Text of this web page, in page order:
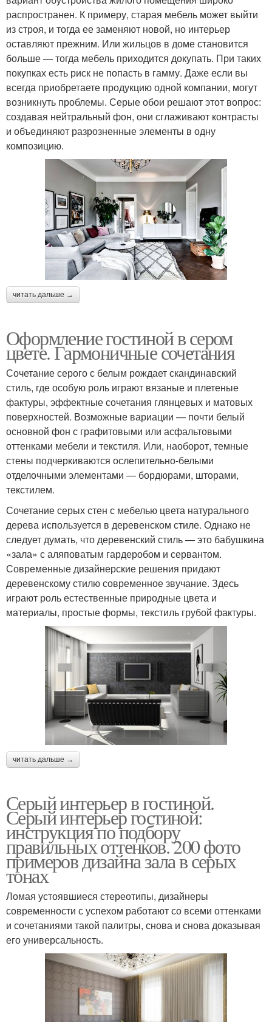
распространен. К примеру, старая мебель может выйти
из строя, и тогда ее заменяют новой, но интерьер
оставляют прежним. Или жильцов в доме становится
больше — тогда мебель приходится докупать. При таких
покупках есть риск не попасть в гамму. Даже если вы
всегда приобретаете продукцию одной компании, могут
возникнуть проблемы. Серые обои решают этот вопрос:
создавая нейтральный фон, они сглаживают контрасты
и объединяют разрозненные элементы в одну
композицию.
читать дальше →
Оформление гостиной в сером
цвете. Гармоничные сочетания
Сочетание серого с белым рождает скандинавский
стиль, где особую роль играют вязаные и плетеные
фактуры, эффектные сочетания глянцевых и матовых
поверхностей. Возможные вариации — почти белый
основной фон с графитовыми или асфальтовыми
оттенками мебели и текстиля. Или, наоборот, темные
стены подчеркиваются ослепительно-белыми
отделочными элементами — бордюрами, шторами,
текстилем.
Сочетание серых стен с мебелью цвета натурального
дерева используется в деревенском стиле. Однако не
следует думать, что деревенский стиль — это бабушкина
«зала» с аляповатым гардеробом и сервантом.
Современные дизайнерские решения придают
деревенскому стилю современное звучание. Здесь
играют роль естественные природные цвета и
материалы, простые формы, текстиль грубой фактуры.
читать дальше →
Серый интерьер в гостиной.
Серый интерьер гостиной:
инструкция по подбору
правильных оттенков. 200 фото
примеров дизайна зала в серых
тонах
Ломая устоявшиеся стереотипы, дизайнеры
современности с успехом работают со всеми оттенками
и сочетаниями такой палитры, снова и снова доказывая
его универсальность.